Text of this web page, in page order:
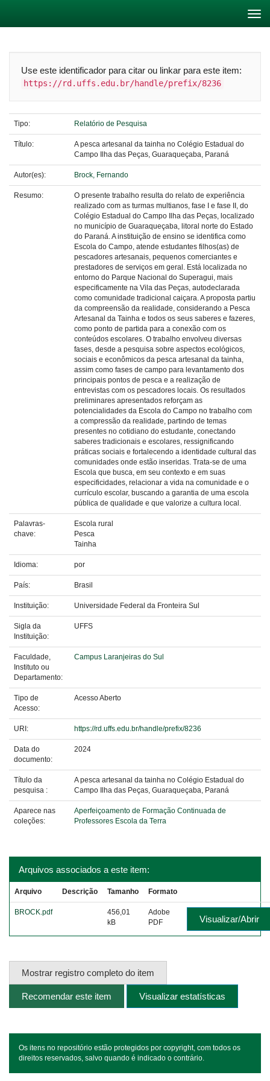
Use este identificador para citar ou linkar para este item:
https://rd.uffs.edu.br/handle/prefix/8236
Tipo: Relatório de Pesquisa
Título:
A pesca artesanal da tainha no Colégio Estadual do
Campo Ilha das Peças, Guaraqueçaba, Paraná
Autor(es): Brock, Fernando
Resumo:
O presente trabalho resulta do relato de experiência
realizado com as turmas multianos, fase I e fase II, do
Colégio Estadual do Campo Ilha das Peças, localizado
no município de Guaraqueçaba, litoral norte do Estado
do Paraná. A instituição de ensino se identifica como
Escola do Campo, atende estudantes filhos(as) de
pescadores artesanais, pequenos comerciantes e
prestadores de serviços em geral. Está localizada no
entorno do Parque Nacional do Superagui, mais
especificamente na Vila das Peças, autodeclarada
como comunidade tradicional caiçara. A proposta partiu
da compreensão da realidade, considerando a Pesca
Artesanal da Tainha e todos os seus saberes e fazeres,
como ponto de partida para a conexão com os
conteúdos escolares. O trabalho envolveu diversas
fases, desde a pesquisa sobre aspectos ecológicos,
sociais e econômicos da pesca artesanal da tainha,
assim como fases de campo para levantamento dos
principais pontos de pesca e a realização de
entrevistas com os pescadores locais. Os resultados
preliminares apresentados reforçam as
potencialidades da Escola do Campo no trabalho com
a compressão da realidade, partindo de temas
presentes no cotidiano do estudante, conectando
saberes tradicionais e escolares, ressignificando
práticas sociais e fortalecendo a identidade cultural das
comunidades onde estão inseridas. Trata-se de uma
Escola que busca, em seu contexto e em suas
especificidades, relacionar a vida na comunidade e o
currículo escolar, buscando a garantia de uma escola
pública de qualidade e que valorize a cultura local.
Palavras-
chave:
Escola rural
Pesca
Tainha
Idioma: por
País: Brasil
Instituição: Universidade Federal da Fronteira Sul
Sigla da
Instituição:
UFFS
Faculdade,
Instituto ou
Departamento:
Campus Laranjeiras do Sul
Tipo de
Acesso:
Acesso Aberto
URI: https://rd.uffs.edu.br/handle/prefix/8236
Data do
documento:
2024
Título da
pesquisa :
A pesca artesanal da tainha no Colégio Estadual do
Campo Ilha das Peças, Guaraqueçaba, Paraná
Aparece nas
coleções:
Aperfeiçoamento de Formação Continuada de
Professores Escola da Terra
Arquivos associados a este item:
Arquivo Descrição Tamanho Formato
BROCK.pdf
456,01
kB
Adobe
PDF
Visualizar/Abrir
Mostrar registro completo do item
Recomendar este item Visualizar estatísticas
Os itens no repositório estão protegidos por copyright, com todos os
direitos reservados, salvo quando é indicado o contrário.